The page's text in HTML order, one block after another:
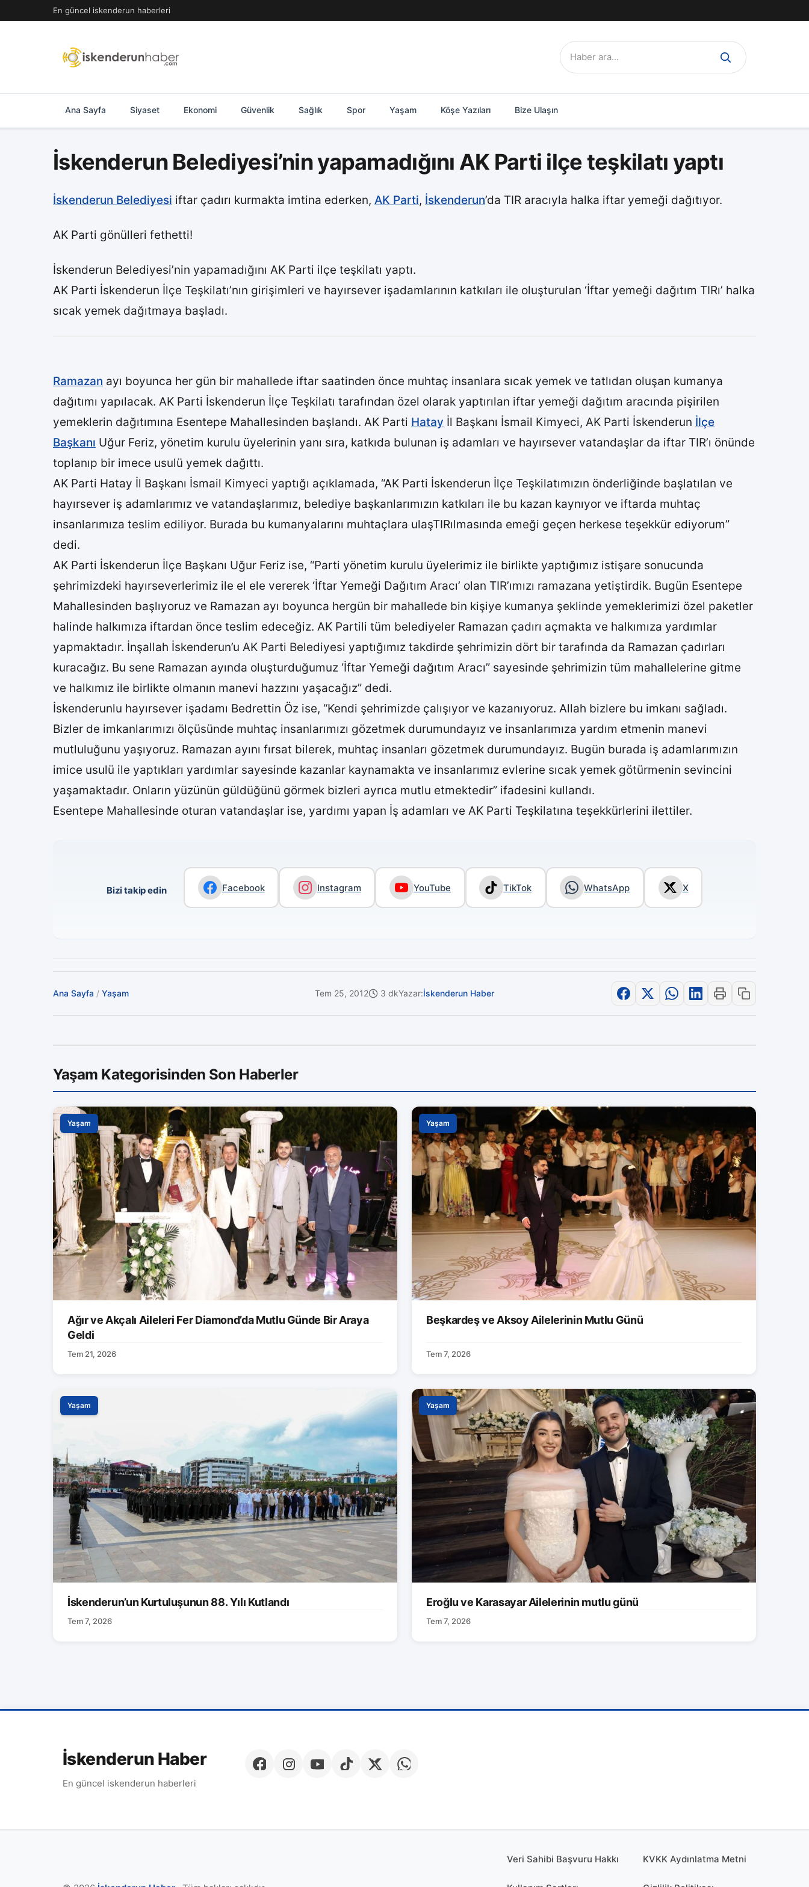
geç
En güncel iskenderun haberleri
Ara:
Ana Sayfa Siyaset Ekonomi Güvenlik Sağlık Spor Yaşam Köşe Yazıları Bize Ulaşın
İskenderun Belediyesi’nin yapamadığını AK Parti ilçe teşkilatı yaptı
İskenderun Belediyesi iftar çadırı kurmakta imtina ederken, AK Parti, İskenderun’da TIR aracıyla halka iftar yemeği dağıtıyor.
AK Parti gönülleri fethetti!
İskenderun Belediyesi’nin yapamadığını AK Parti ilçe teşkilatı yaptı.
AK Parti İskenderun İlçe Teşkilatı’nın girişimleri ve hayırsever işadamlarının katkıları ile oluşturulan ‘İftar yemeği dağıtım TIRı’ halka
sıcak yemek dağıtmaya başladı.
Ramazan ayı boyunca her gün bir mahallede iftar saatinden önce muhtaç insanlara sıcak yemek ve tatlıdan oluşan kumanya
dağıtımı yapılacak. AK Parti İskenderun İlçe Teşkilatı tarafından özel olarak yaptırılan iftar yemeği dağıtım aracında pişirilen
yemeklerin dağıtımına Esentepe Mahallesinden başlandı. AK Parti Hatay İl Başkanı İsmail Kimyeci, AK Parti İskenderun İlçe
Başkanı Uğur Feriz, yönetim kurulu üyelerinin yanı sıra, katkıda bulunan iş adamları ve hayırsever vatandaşlar da iftar TIR’ı önünde
toplanıp bir imece usulü yemek dağıttı.
AK Parti Hatay İl Başkanı İsmail Kimyeci yaptığı açıklamada, “AK Parti İskenderun İlçe Teşkilatımızın önderliğinde başlatılan ve
hayırsever iş adamlarımız ve vatandaşlarımız, belediye başkanlarımızın katkıları ile bu kazan kaynıyor ve iftarda muhtaç
insanlarımıza teslim ediliyor. Burada bu kumanyalarını muhtaçlara ulaşTIRılmasında emeği geçen herkese teşekkür ediyorum”
dedi.
AK Parti İskenderun İlçe Başkanı Uğur Feriz ise, “Parti yönetim kurulu üyelerimiz ile birlikte yaptığımız istişare sonucunda
şehrimizdeki hayırseverlerimiz ile el ele vererek ‘İftar Yemeği Dağıtım Aracı’ olan TIR’ımızı ramazana yetiştirdik. Bugün Esentepe
Mahallesinden başlıyoruz ve Ramazan ayı boyunca hergün bir mahallede bin kişiye kumanya şeklinde yemeklerimizi özel paketler
halinde halkımıza iftardan önce teslim edeceğiz. AK Partili tüm belediyeler Ramazan çadırı açmakta ve halkımıza yardımlar
yapmaktadır. İnşallah İskenderun’u AK Parti Belediyesi yaptığımız takdirde şehrimizin dört bir tarafında da Ramazan çadırları
kuracağız. Bu sene Ramazan ayında oluşturduğumuz ‘İftar Yemeği dağıtım Aracı” sayesinde şehrimizin tüm mahallelerine gitme
ve halkımız ile birlikte olmanın manevi hazzını yaşacağız” dedi.
İskenderunlu hayırsever işadamı Bedrettin Öz ise, “Kendi şehrimizde çalışıyor ve kazanıyoruz. Allah bizlere bu imkanı sağladı.
Bizler de imkanlarımızı ölçüsünde muhtaç insanlarımızı gözetmek durumundayız ve insanlarımıza yardım etmenin manevi
mutluluğunu yaşıyoruz. Ramazan ayını fırsat bilerek, muhtaç insanları gözetmek durumundayız. Bugün burada iş adamlarımızın
imice usulü ile yaptıkları yardımlar sayesinde kazanlar kaynamakta ve insanlarımız evlerine sıcak yemek götürmenin sevincini
yaşamaktadır. Onların yüzünün güldüğünü görmek bizleri ayrıca mutlu etmektedir” ifadesini kullandı.
Esentepe Mahallesinde oturan vatandaşlar ise, yardımı yapan İş adamları ve AK Parti Teşkilatına teşekkürlerini ilettiler.
Bizi takip edin Facebook Instagram YouTube TikTok WhatsApp X
Ana Sayfa / Yaşam Tem 25, 2012 3 dkYazar:İskenderun Haber
Yaşam Kategorisinden Son Haberler
Yaşam
Ağır ve Akçalı Aileleri Fer Diamond’da Mutlu Günde Bir Araya
Geldi
Tem 21, 2026
Yaşam
Beşkardeş ve Aksoy Ailelerinin Mutlu Günü
Tem 7, 2026
Yaşam
İskenderun’un Kurtuluşunun 88. Yılı Kutlandı
Tem 7, 2026
Yaşam
Eroğlu ve Karasayar Ailelerinin mutlu günü
Tem 7, 2026
İskenderun Haber
En güncel iskenderun haberleri
Veri Sahibi Başvuru Hakkı KVKK Aydınlatma Metni